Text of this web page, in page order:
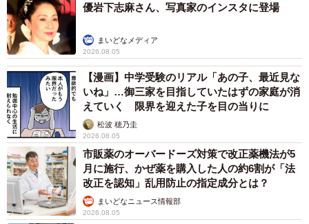
優岩下志麻さん、写真家のインスタに登場
まいどなメディア
2026.08.05
【漫画】中学受験のリアル「あの子、最近見な
いね」…御三家を目指していたはずの家庭が消
えていく 限界を迎えた子を目の当りに
松波 穂乃圭
2026.08.05
市販薬のオーバードーズ対策で改正薬機法が5
月に施行、かぜ薬を購入した人の約6割が「法
改正を認知」乱用防止の指定成分とは？
まいどなニュース情報部
2026.08.05